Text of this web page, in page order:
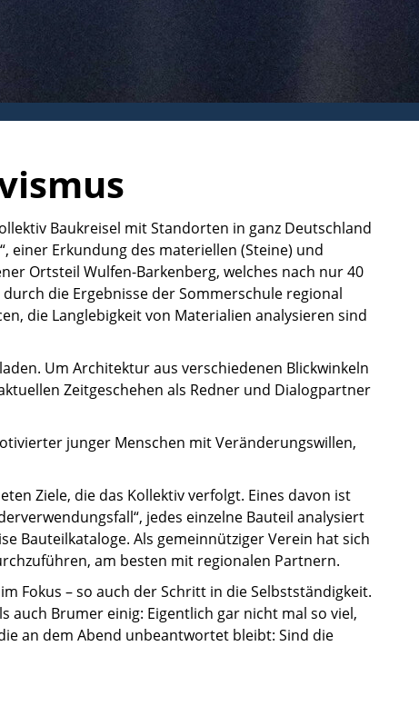
Baukreisel mit Standorten in ganz Deutschland
einer Erkundung des materiellen (Steine) und
Ortsteil Wulfen-Barkenberg, welches nach nur 40
die Ergebnisse der Sommerschule regional
die Langlebigkeit von Materialien analysieren sind
Um Architektur aus verschiedenen Blickwinkeln
Zeitgeschehen als Redner und Dialogpartner
junger Menschen mit Veränderungswillen,
Ziele, die das Kollektiv verfolgt. Eines davon ist
jedes einzelne Bauteil analysiert
Bauteilkataloge. Als gemeinnütziger Verein hat sich
am besten mit regionalen Partnern.
Fokus – so auch der Schritt in die Selbstständigkeit.
auch Brumer einig: Eigentlich gar nicht mal so viel,
an dem Abend unbeantwortet bleibt: Sind die